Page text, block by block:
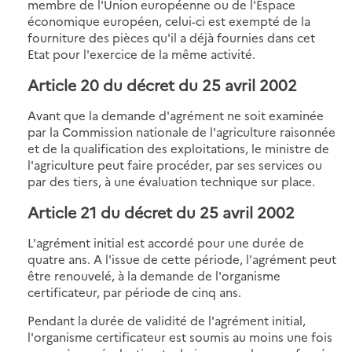
membre de l'Union européenne ou de l'Espace
économique européen, celui-ci est exempté de la
fourniture des pièces qu'il a déjà fournies dans cet
Etat pour l'exercice de la même activité.
Article 20 du décret du 25 avril 2002
Avant que la demande d'agrément ne soit examinée
par la Commission nationale de l'agriculture raisonnée
et de la qualification des exploitations, le ministre de
l'agriculture peut faire procéder, par ses services ou
par des tiers, à une évaluation technique sur place.
Article 21 du décret du 25 avril 2002
L'agrément initial est accordé pour une durée de
quatre ans. A l'issue de cette période, l'agrément peut
être renouvelé, à la demande de l'organisme
certificateur, par période de cinq ans.
Pendant la durée de validité de l'agrément initial,
l'organisme certificateur est soumis au moins une fois